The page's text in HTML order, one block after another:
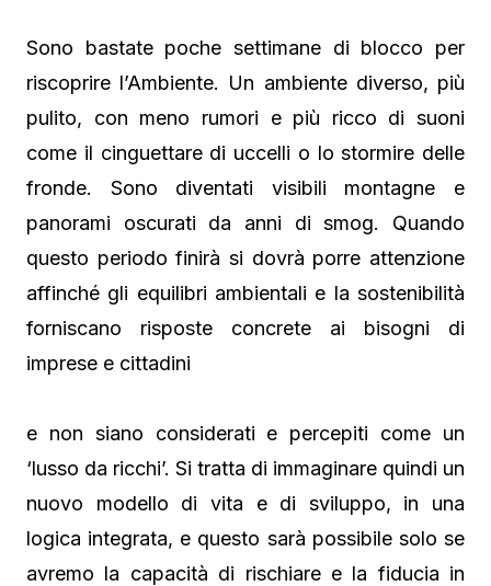
Sono bastate poche settimane di blocco per
riscoprire l’Ambiente. Un ambiente diverso, più
pulito, con meno rumori e più ricco di suoni
come il cinguettare di uccelli o lo stormire delle
fronde. Sono diventati visibili montagne e
panorami oscurati da anni di smog. Quando
questo periodo finirà si dovrà porre attenzione
affinché gli equilibri ambientali e la sostenibilità
forniscano risposte concrete ai bisogni di
imprese e cittadini
e non siano considerati e percepiti come un
‘lusso da ricchi’. Si tratta di immaginare quindi un
nuovo modello di vita e di sviluppo, in una
logica integrata, e questo sarà possibile solo se
avremo la capacità di rischiare e la fiducia in